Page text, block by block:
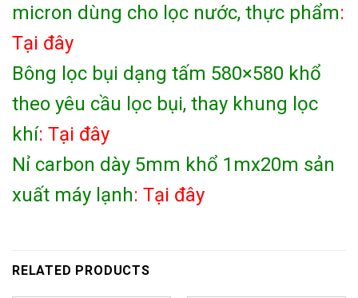
micron dùng cho lọc nước, thực phẩm:
Tại đây
Bông lọc bụi dạng tấm 580×580 khổ
theo yêu cầu lọc bụi, thay khung lọc
khí: Tại đây
Nỉ carbon dày 5mm khổ 1mx20m sản
xuất máy lạnh: Tại đây
RELATED PRODUCTS